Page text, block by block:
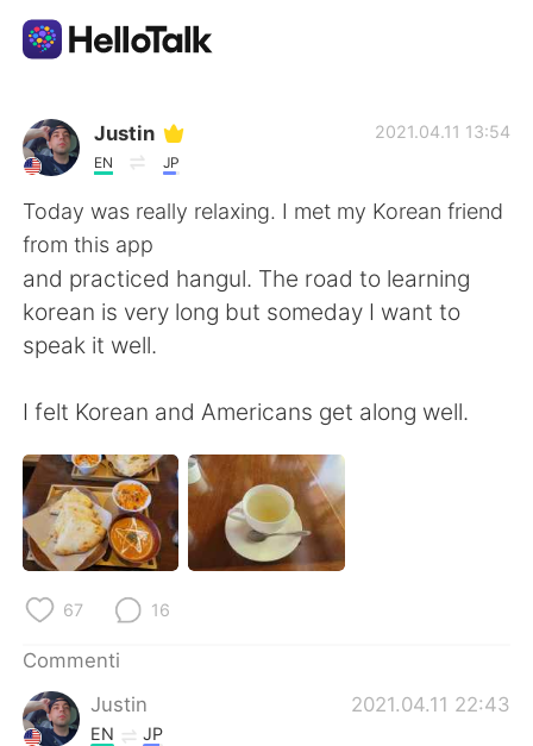
App di scambio linguistico
AI Grammar Checker
Italiano
English
繁體中文 Español
العربية Français
Deutsch 日本語
한국어
ไทย
Türkçe
Justin
EN JP
2021.04.11 13:54
Today was really relaxing. I met my Korean friend
from this app
and practiced hangul. The road to learning
korean is very long but someday I want to
speak it well.
I felt Korean and Americans get along well.
67 16
Commenti
Justin
2021.04.11 22:43
EN JP